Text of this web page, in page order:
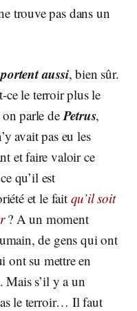
trouve pas dans un
aussi, bien sûr.
ce le terroir plus le
parle dePetrus,
avait pas eu les
et faire valoir ce
qu’il est
et le fait qu’il soit
? A un moment
de gens qui ont
ont su mettre en
Mais s’il y a un
le terroir… Il faut